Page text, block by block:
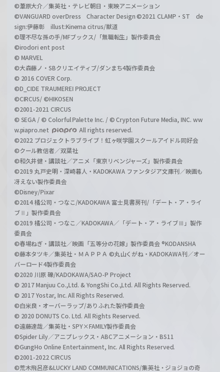
©葦原大介／集英社・テレビ朝日・東映アニメーション
©VANGUARD overDress Character Design ©2021 CLAMP・ST de
sign:伊藤彰 illust:Kinema citrus/獣道
©理不尽な孫の手/MFブックス/「無職転生」製作委員会
©irodori ent post
© MARVEL
©大森藤ノ・SBクリエイティブ/ダンまち4製作委員会
© 2016 COVER Corp.
©D_CIDE TRAUMEREI PROJECT
©CIRCUS/ ©HIKOSEN
©2001-2021 CIRCUS
© SEGA / © Colorful Palette Inc. / © Crypton Future Media, INC. ww
w.piapro.net
All rights reserved.
©2022 プロジェクトラブライブ！虹ヶ咲学園スクールアイドル同好会
©クール教信者／双葉社
©和久井健・講談社／アニメ「東京リベンジャーズ」製作委員会
©2019 丸戸史明・深崎暮人・KADOKAWA ファンタジア文庫刊／映画も
冴えない製作委員会
©Disney/Pixar
©2014 橘公司・つなこ/KADOKAWA 富士見書房刊/「デート・ア・ライ
ブⅡ」製作委員会
©2019 橘公司・つなこ／KADOKAWA／「デート・ア・ライブⅢ」製作
委員会
©春場ねぎ・講談社／映画「五等分の花嫁」製作委員会 ®KODANSHA
©藤本タツキ／集英社・ＭＡＰＰＡ ©丸山くがね・KADOKAWA刊／オー
バーロード4製作委員会
©2020 川原 礫/KADOKAWA/SAO-P Project
© 2017 Manjuu Co.,Ltd. & YongShi Co.,Ltd. All Rights Reserved.
© 2017 Yostar, Inc. All Rights Reserved.
©白米良・オーバーラップ/ありふれた製作委員会
© 2020 DONUTS Co. Ltd. All Rights Reserved.
©遠藤達哉／集英社・SPY×FAMILY製作委員会
©Spider Lily／アニプレックス・ABCアニメーション・BS11
©GungHo Online Entertainment, Inc. All Rights Reserved.
©2001-2022 CIRCUS
©荒木飛呂彦&LUCKY LAND COMMUNICATIONS/集英社・ジョジョの奇